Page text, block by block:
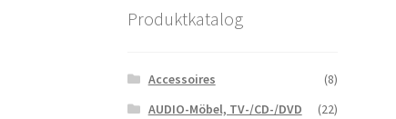
Produktkatalog
Accessoires
(8)
AUDIO-Möbel, TV-/CD-/DVD
(22)